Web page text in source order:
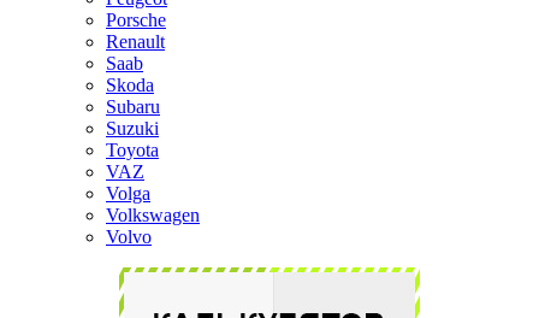
Porsche
Renault
Saab
Skoda
Subaru
Suzuki
Toyota
VAZ
Volga
Volkswagen
Volvo